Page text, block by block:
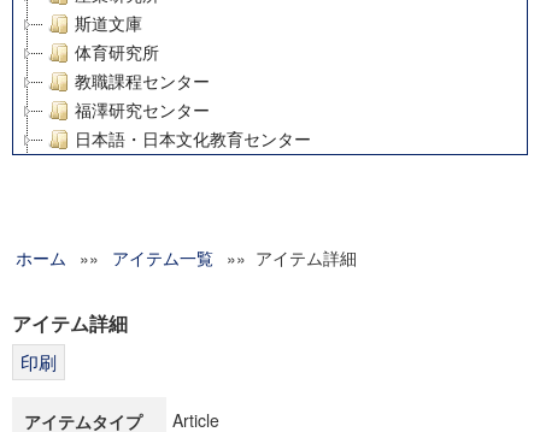
斯道文庫
体育研究所
教職課程センター
福澤研究センター
日本語・日本文化教育センター
グローバルリサーチインスティテュート
科学研究費補助金研究成果報告書
ホーム »» アイテム一覧 »» アイテム詳細
アイテム詳細
アイテムタイプ Article